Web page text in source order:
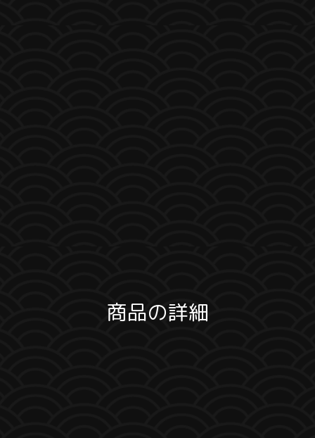
商品の詳細